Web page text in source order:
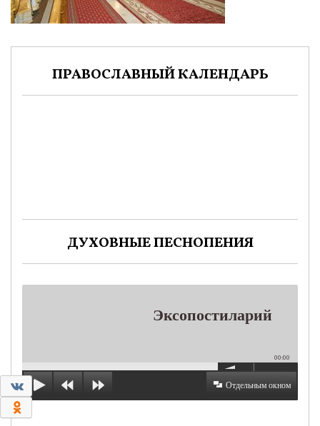
0
ПРАВОСЛАВНЫЙ КАЛЕНДАРЬ
ДУХОВНЫЕ ПЕСНОПЕНИЯ
Эксопостиларий
00:00
Отдельным окном